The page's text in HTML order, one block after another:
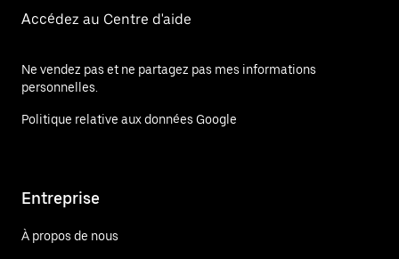
Accédez au Centre d'aide
Ne vendez pas et ne partagez pas mes informations
personnelles.
Politique relative aux données Google
Entreprise
À propos de nous